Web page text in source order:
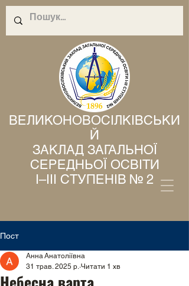
ВЕЛИКОНОВОСІЛКІВСЬКИ
Й
ЗАКЛАД ЗАГАЛЬНОЇ
СЕРЕДНЬОЇ ОСВІТИ
І–ІІІ СТУПЕНІВ № 2
Пост
Анна Анатоліївна
31 трав. 2025 р. Читати 1 хв